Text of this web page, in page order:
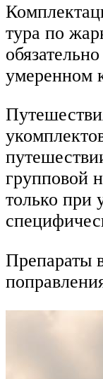
тура по
умеренном
групповой
только при
Препараты